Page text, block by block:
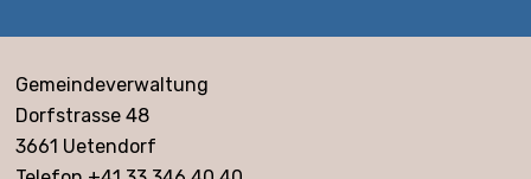
Adresse
Gemeindeverwaltung
Dorfstrasse 48
3661 Uetendorf